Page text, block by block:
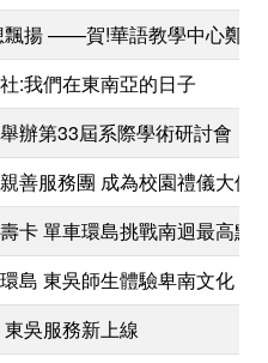
飄揚 ——賀!華語教學中心鄭
:我們在東南亞的日子
辦第33屆系際學術研討會
善服務團 成為校園禮儀大使
卡 單車環島挑戰南迴最高點
島 東吳師生體驗卑南文化
吳服務新上線